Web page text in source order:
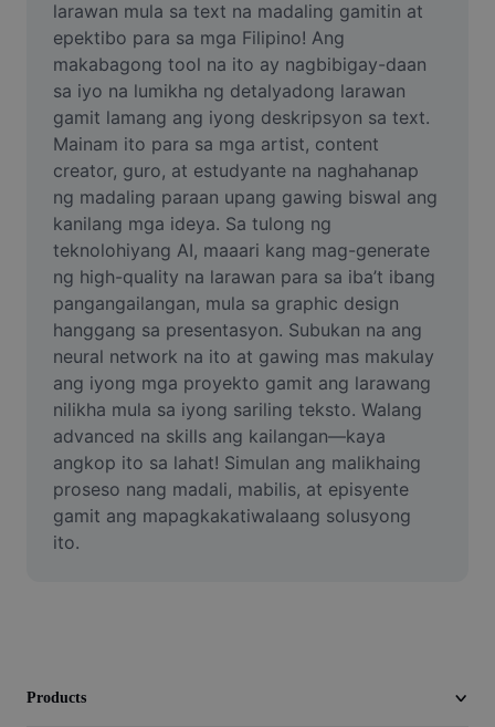
AI Text Remover
AI People Remover
AI Inpainting
Face Cutout
Video
Remove video BG
Enhance quality
Video Editor
Trim Video
Add Subtitles To Video
Video Converter
larawan mula sa text na madaling gamitin at
epektibo para sa mga Filipino! Ang
makabagong tool na ito ay nagbibigay-daan
sa iyo na lumikha ng detalyadong larawan
gamit lamang ang iyong deskripsyon sa text.
Mainam ito para sa mga artist, content
creator, guro, at estudyante na naghahanap
ng madaling paraan upang gawing biswal ang
kanilang mga ideya. Sa tulong ng
teknolohiyang AI, maaari kang mag-generate
ng high-quality na larawan para sa iba’t ibang
pangangailangan, mula sa graphic design
hanggang sa presentasyon. Subukan na ang
neural network na ito at gawing mas makulay
ang iyong mga proyekto gamit ang larawang
nilikha mula sa iyong sariling teksto. Walang
advanced na skills ang kailangan—kaya
angkop ito sa lahat! Simulan ang malikhaing
proseso nang madali, mabilis, at episyente
gamit ang mapagkakatiwalaang solusyong
ito.
Products